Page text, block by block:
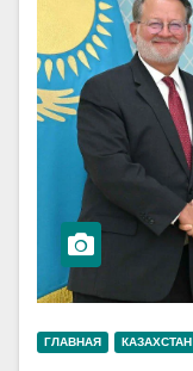
ГЛАВНАЯ КАЗАХСТАН